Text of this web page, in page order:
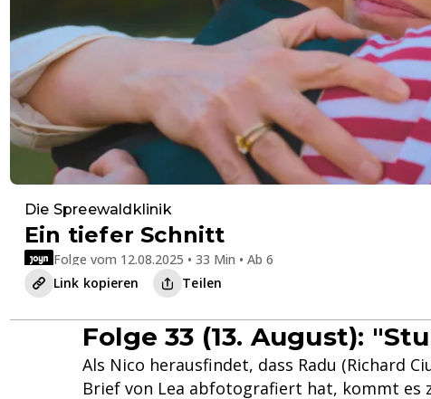
Die Spreewaldklinik
Ein tiefer Schnitt
Folge vom 12.08.2025 • 33 Min • Ab 6
Link kopieren
Teilen
Folge 33 (13. August):
Als Nico herausfindet, dass Radu (Richard
Brief von Lea abfotografiert hat, kommt es